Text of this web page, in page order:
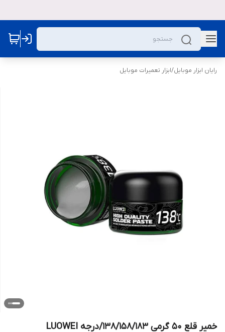
رایان ابزار موبایل/ابزار تعمیرات موبایل
خمیر قلع 50 گرمی 138/158/183/درجه LUOWEI